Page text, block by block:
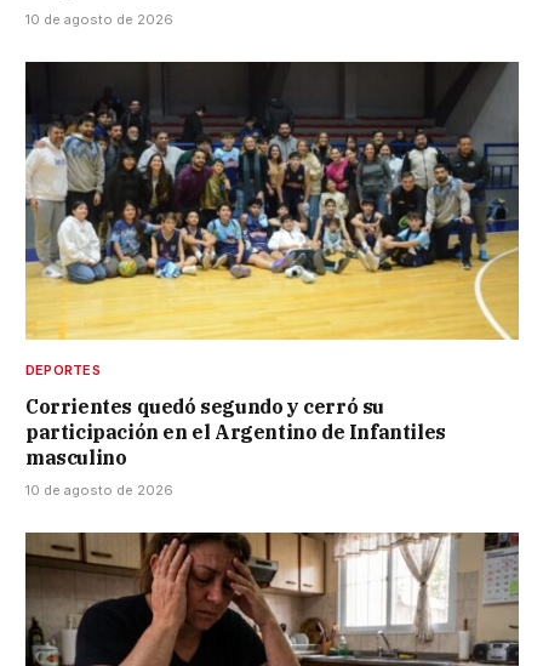
10 de agosto de 2026
DEPORTES
Corrientes quedó segundo y cerró su
participación en el Argentino de Infantiles
masculino
10 de agosto de 2026